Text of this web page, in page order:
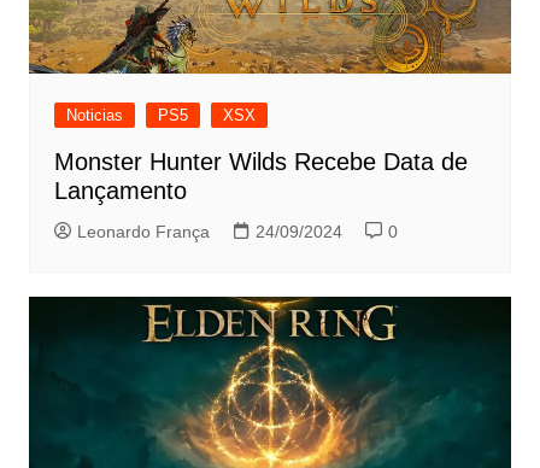
Noticias PS5 XSX
Monster Hunter Wilds Recebe Data de
Lançamento
Leonardo França 24/09/2024 0